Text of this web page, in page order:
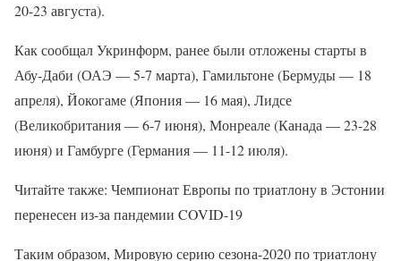
20-23 августа).
Как сообщал Укринформ, ранее были отложены старты в
Абу-Даби (ОАЭ — 5-7 марта), Гамильтоне (Бермуды — 18
апреля), Йокогаме (Япония — 16 мая), Лидсе
(Великобритания — 6-7 июня), Монреале (Канада — 23-28
июня) и Гамбурге (Германия — 11-12 июля).
Читайте также: Чемпионат Европы по триатлону в Эстонии
перенесен из-за пандемии COVID-19
Таким образом, Мировую серию сезона-2020 по триатлону